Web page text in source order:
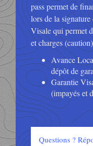
pass permet de
lors de la
Visale qui permet
et charges
Avance
dépôt de
Garantie
(impayés et
Questions ?